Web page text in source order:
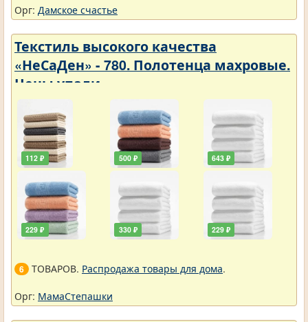
Орг: Дамское счастье
Текстиль высокого качества
«НеСаДен» - 780. Полотенца махровые.
Цены упали
112 ₽
229 ₽
500 ₽
330 ₽
643 ₽
229 ₽
6 ТОВАРОВ. Распродажа товары для дома.
Орг: МамаСтепашки